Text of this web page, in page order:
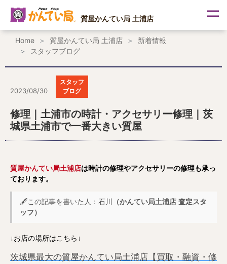
ス
質屋かんてい局 土浦店
Home 質屋かんてい局 土浦店
新着情報
スタッフブログ
2023/08/30
スタッフ
ブログ
修理｜土浦市の時計・アクセサリー修理｜茨
城県土浦市で一番大きい質屋
質屋かんてい局土浦店は時計の修理やアクセサリーの修理も承っ
ております。
🖋️この記事を書いた人：石川
（かんてい局土浦店 査定スタ
ッフ）
↓お店の場所はこちら↓
茨城県最大の質屋かんてい局土浦店【買取・融資・修